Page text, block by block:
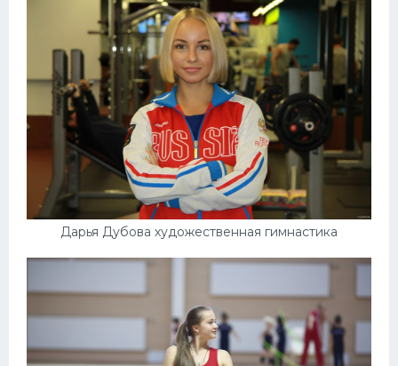
Дарья Дубова художественная гимнастика